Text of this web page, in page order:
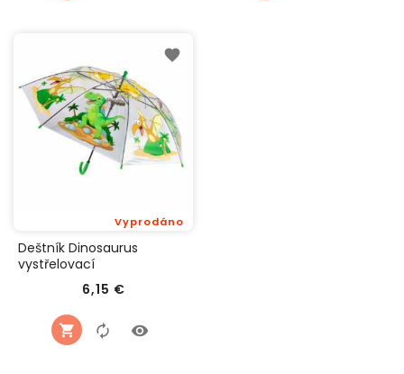
Deštník Dinosaurus
vystřelovací
6,15 €
Vyprodáno
Cena